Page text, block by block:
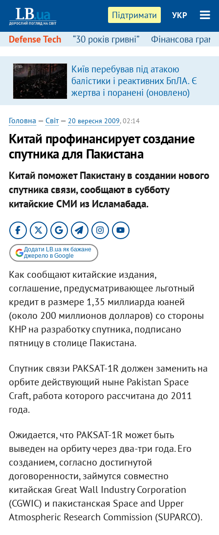
Підтримати УКР
Defense Tech “30 років гривні” Фінансова
Київ перебував під атакою
балістики і реактивних БпЛА. Є
жертва і поранені (оновлено)
Головна — Світ— 20 вересня 2009, 02:14
Китай профинансирует создание
спутника для Пакистана
Китай поможет Пакистану в создании нового
спутника связи, сообщают в субботу
китайские СМИ из Исламабада.
Додати LB.ua як бажане
джерело в Google
Как сообщают китайские издания,
соглашение, предусматривающее льготный
кредит в размере 1,35 миллиарда юаней
(около 200 миллионов долларов) со стороны
КНР на разработку спутника, подписано
пятницу в столице Пакистана.
Спутник связи PAKSAT-1R должен заменить на
орбите действующий ныне Pakistan Space
Craft, работа которого рассчитана до 2011
года.
Ожидается, что PAKSAT-1R может быть
выведен на орбиту через два-три года. Его
созданием, согласно достигнутой
договоренности, займутся совместно
китайская Great Wall Industry Corporation
(CGWIC) и пакистанская Space and Upper
Atmospheric Research Commission (SUPARCO).